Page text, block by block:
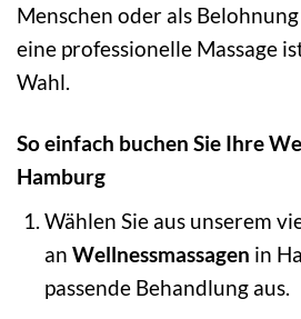
Menschen oder als
eine professionelle Massage
Wahl.
So einfach buchen Sie Ihre
Hamburg
Wählen Sie aus unserem
an Wellnessmassagen in
passende Behandlung aus.